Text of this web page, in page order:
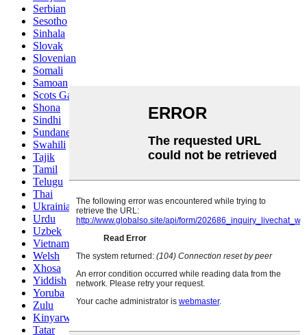
Serbian
Sesotho
Sinhala
Slovak
Slovenian
Somali
Samoan
Scots Gaelic
Shona
Sindhi
Sundanese
Swahili
Tajik
Tamil
Telugu
Thai
Ukrainian
Urdu
Uzbek
Vietnamese
Welsh
Xhosa
Yiddish
Yoruba
Zulu
Kinyarwanda
Tatar